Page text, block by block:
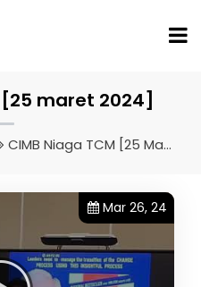
[25 maret 2024]
CIMB Niaga TCM [25 Maret 2024]
Mar 26, 24